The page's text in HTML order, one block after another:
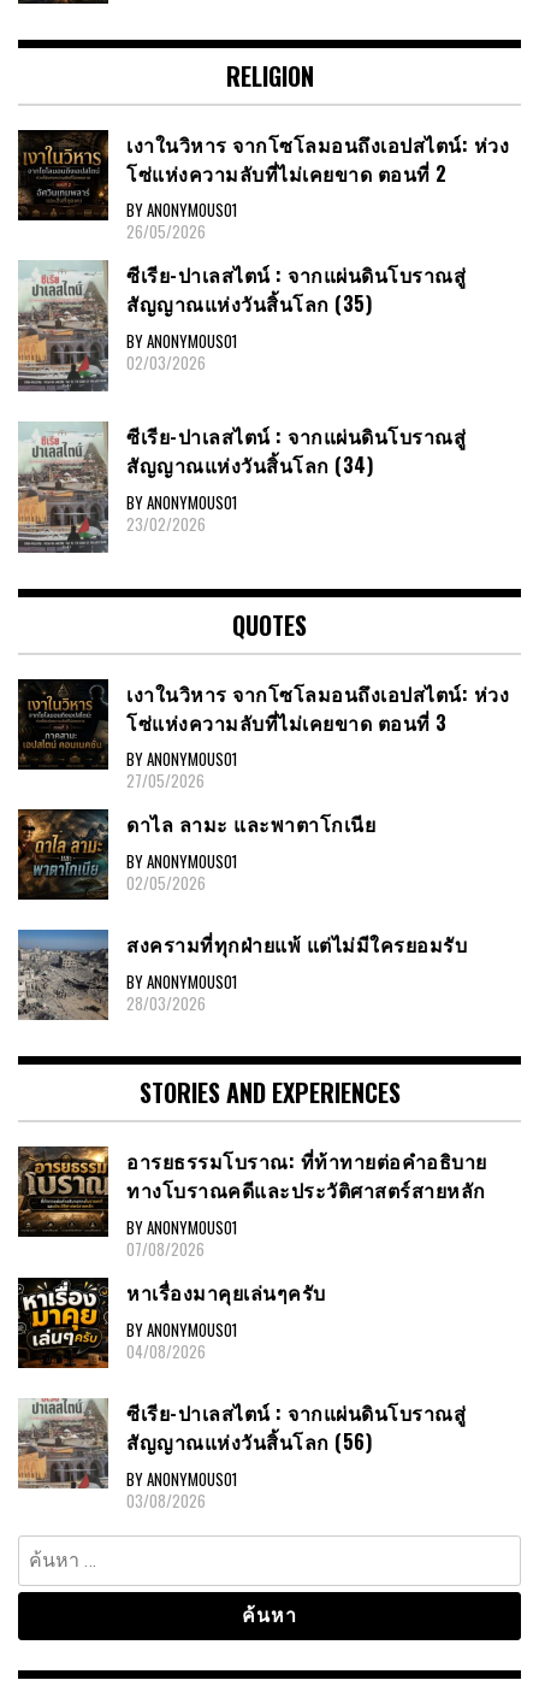
RELIGION
เงาในวิหาร จากโซโลมอนถึงเอปสไตน์: ห่วง
โซ่แห่งความลับที่ไม่เคยขาด ตอนที่ 2
BY ANONYMOUS01
26/05/2026
ซีเรีย​-ปาเลสไตน์​ : จากแผ่นดินโบราณสู่
สัญญาณ​แห่งวันสิ้นโลก​ (35)
BY ANONYMOUS01
02/03/2026
ซีเรีย​-ปาเลสไตน์​ : จากแผ่นดินโบราณสู่
สัญญาณ​แห่งวันสิ้นโลก​ (34)
BY ANONYMOUS01
23/02/2026
QUOTES
เงาในวิหาร จากโซโลมอนถึงเอปสไตน์: ห่วง
โซ่แห่งความลับที่ไม่เคยขาด ตอนที่ 3
BY ANONYMOUS01
27/05/2026
ดาไล ลามะ และพาตาโกเนีย
BY ANONYMOUS01
02/05/2026
สงครามที่ทุกฝ่ายแพ้ แต่ไม่มีใครยอมรับ
BY ANONYMOUS01
28/03/2026
STORIES AND EXPERIENCES
อารยธรรมโบราณ: ที่ท้าทายต่อคำอธิบาย
ทางโบราณคดีและประวัติศาสตร์สายหลัก
BY ANONYMOUS01
07/08/2026
หาเรื่องมาคุยเล่นๆครับ
BY ANONYMOUS01
04/08/2026
ซีเรีย-ปาเลสไตน์ : จากแผ่นดินโบราณสู่
สัญญาณแห่งวันสิ้นโลก (56)
BY ANONYMOUS01
03/08/2026
ค้นหา
สำหรับ: